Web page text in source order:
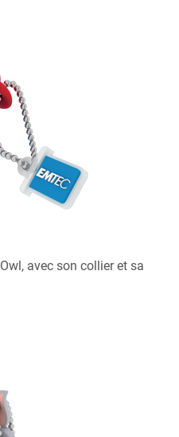
avec son collier et sa